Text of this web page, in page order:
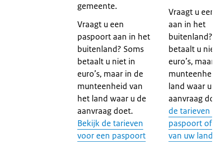
gemeente.
Vraagt u een
paspoort aan in het
buitenland? Soms
betaalt u niet in
euro’s, maar in de
munteenheid van
het land waar u de
aanvraag doet.
Bekijk de tarieven
voor een paspoort
Vraagt u een
aan in het
buitenland?
betaalt u niet
euro’s, maar
munteenheid
land waar u
aanvraag
de tarieven
paspoort of
van uw land